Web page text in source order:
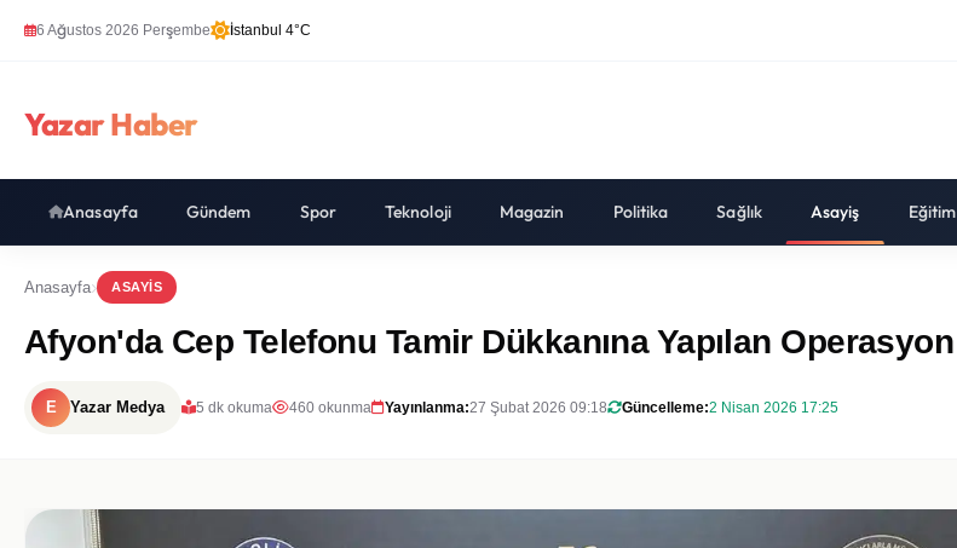
6 Ağustos 2026 Perşembe İstanbul 4°C
Yazar Haber
Anasayfa Gündem Spor Teknoloji Magazin Politika Sağlık Asayiş Eğitim
Anasayfa ASAYIS
Afyon'da Cep Telefonu Tamir Dükkanına Yapılan Operasyon
E Yazar Medya 5 dk okuma 460 okunma Yayınlanma:27 Şubat 2026 09:18 Güncelleme:2 Nisan 2026 17:25